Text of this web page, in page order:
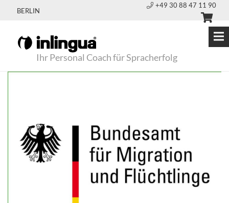
BERLIN
+49 30 88 47 11 90
Ihr Personal Coach für Spracherfolg